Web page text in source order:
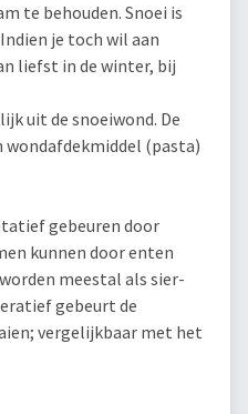
te behouden. Snoei is
je toch wil aan
liefst in de winter, bij
uit de snoeiwond. De
(pasta)
gebeuren door
kunnen door enten
meestal als sier-
gebeurt de
vergelijkbaar met het